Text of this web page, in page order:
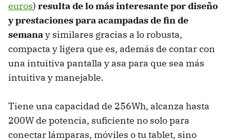
euros) resulta de lo más interesante por diseño
y prestaciones para acampadas de fin de
semanay similares gracias a lo robusta,
compacta y ligera que es, además de contar con
una intuitiva pantalla y asa para que sea más
intuitiva y manejable.
Tiene una capacidad de 256Wh, alcanza hasta
200W de potencia, suficiente no solo para
conectar lámparas, móviles o tu tablet, sino